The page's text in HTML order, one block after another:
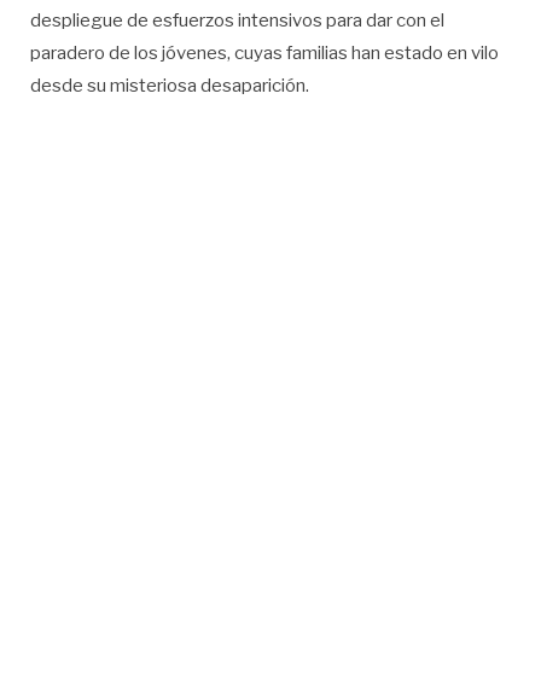
despliegue de esfuerzos intensivos para dar con el
paradero de los jóvenes, cuyas familias han estado en vilo
desde su misteriosa desaparición.